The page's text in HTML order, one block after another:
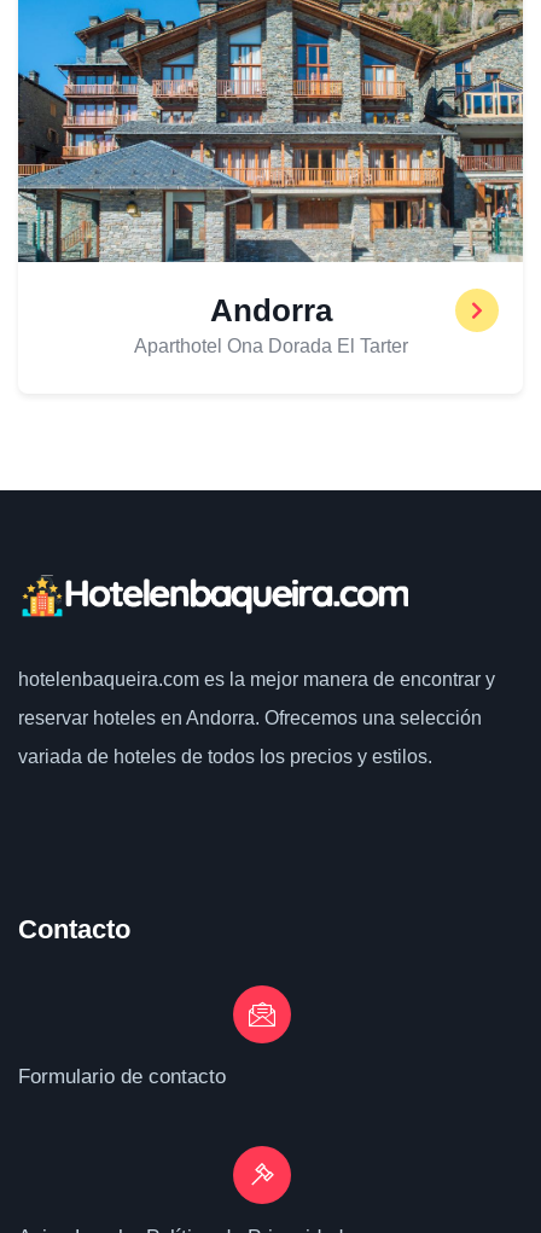
Andorra
Aparthotel Ona Dorada El Tarter
hotelenbaqueira.com es la mejor manera de encontrar y
reservar hoteles en Andorra. Ofrecemos una selección
variada de hoteles de todos los precios y estilos.
Contacto
Formulario de contacto